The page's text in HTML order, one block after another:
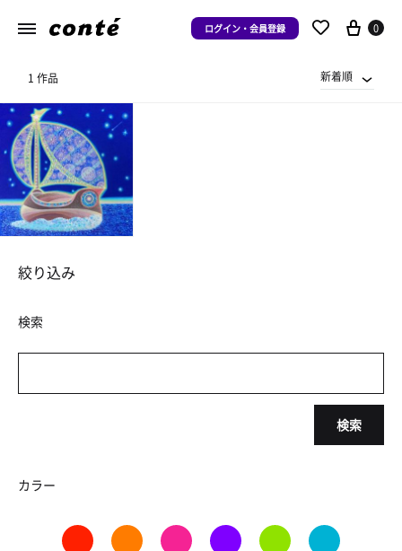
ログイン・会員登録 0
1 作品 新着順
絞り込み
検索
検索
カラー